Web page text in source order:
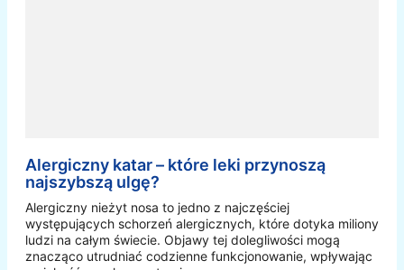
Alergiczny katar – które leki przynoszą
najszybszą ulgę?
Alergiczny nieżyt nosa to jedno z najczęściej
występujących schorzeń alergicznych, które dotyka miliony
ludzi na całym świecie. Objawy tej dolegliwości mogą
znacząco utrudniać codzienne funkcjonowanie, wpływając